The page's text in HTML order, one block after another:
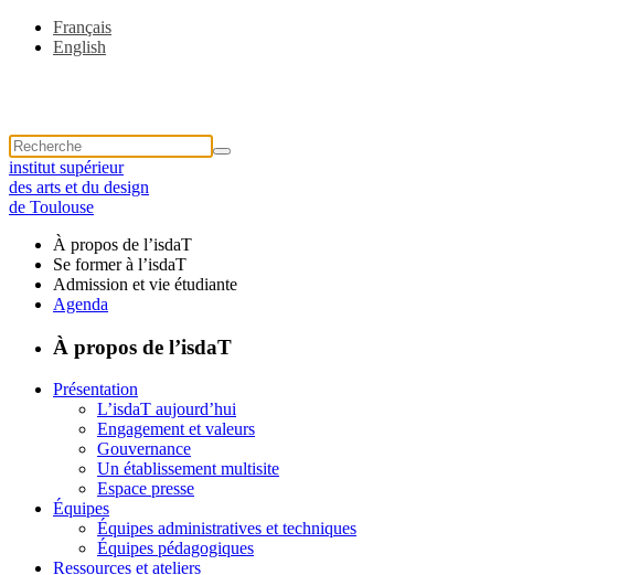
Français
English
institut supérieur
des arts et du design
de Toulouse
À propos de l’isdaT
Se former à l’isdaT
Admission et vie étudiante
Agenda
À propos de l’isdaT
Présentation
L’isdaT aujourd’hui
Engagement et valeurs
Gouvernance
Un établissement multisite
Espace presse
Équipes
Équipes administratives et techniques
Équipes pédagogiques
Ressources et ateliers